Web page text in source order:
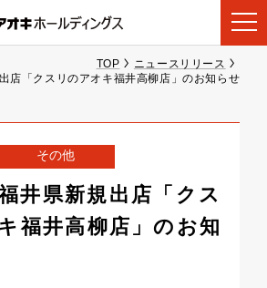
TOP
ニュースリリース
店「クスリのアオキ福井高柳店」のお知らせ
その他
井県新規出店「クス
福井高柳店」のお知